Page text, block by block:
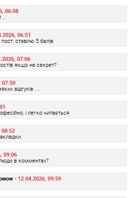
06:08
...
06:51
ставлю 5 балів.
07:06
якщо не секрет?
07:50
відгуків ....
і легко читається
08:52
09:06
в комментах?
- 12.04.2026, 09:59